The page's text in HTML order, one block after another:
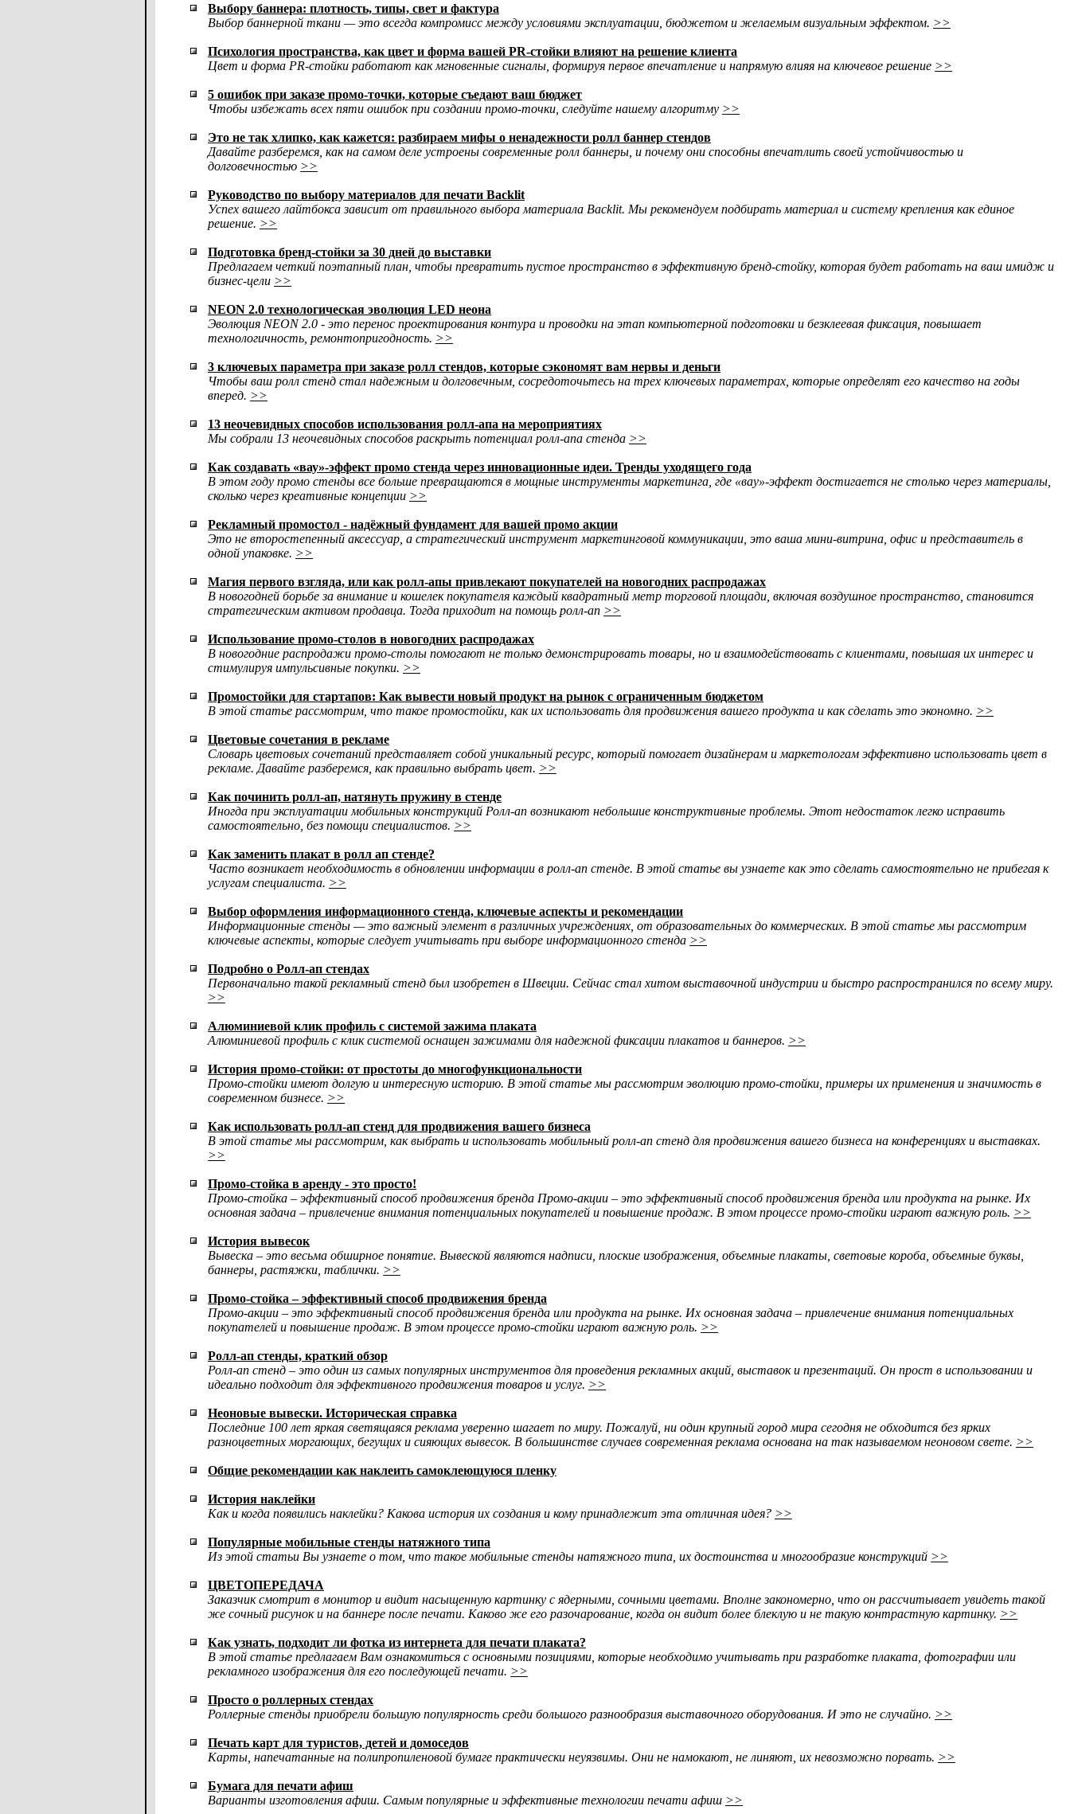
Выбору баннера: плотность, типы, свет и фактура
Выбор баннерной ткани — это всегда компромисс между условиями эксплуатации, бюджетом и желаемым визуальным эффектом. >>
Психология пространства, как цвет и форма вашей PR-стойки влияют на решение клиента
Цвет и форма PR-стойки работают как мгновенные сигналы, формируя первое впечатление и напрямую влияя на ключевое решение >>
5 ошибок при заказе промо-точки, которые съедают ваш бюджет
Чтобы избежать всех пяти ошибок при создании промо-точки, следуйте нашему алгоритму >>
Это не так хлипко, как кажется: разбираем мифы о ненадежности ролл баннер стендов
Давайте разберемся, как на самом деле устроены современные ролл баннеры, и почему они способны впечатлить своей устойчивостью и
долговечностью >>
Руководство по выбору материалов для печати Backlit
Успех вашего лайтбокса зависит от правильного выбора материала Backlit. Мы рекомендуем подбирать материал и систему крепления как единое
решение. >>
Подготовка бренд-стойки за 30 дней до выставки
Предлагаем четкий поэтапный план, чтобы превратить пустое пространство в эффективную бренд-стойку, которая будет работать на ваш имидж и
бизнес-цели >>
NEON 2.0 технологическая эволюция LED неона
Эволюция NEON 2.0 - это перенос проектирования контура и проводки на этап компьютерной подготовки и безклеевая фиксация, повышает
технологичность, ремонтопригодность. >>
3 ключевых параметра при заказе ролл стендов, которые сэкономят вам нервы и деньги
Чтобы ваш ролл стенд стал надежным и долговечным, сосредоточьтесь на трех ключевых параметрах, которые определят его качество на годы
вперед. >>
13 неочевидных способов использования ролл-апа на мероприятиях
Мы собрали 13 неочевидных способов раскрыть потенциал ролл-апа стенда >>
Как создавать «вау»-эффект промо стенда через инновационные идеи. Тренды уходящего года
В этом году промо стенды все больше превращаются в мощные инструменты маркетинга, где «вау»-эффект достигается не столько через материалы,
сколько через креативные концепции >>
Рекламный промостол - надёжный фундамент для вашей промо акции
Это не второстепенный аксессуар, а стратегический инструмент маркетинговой коммуникации, это ваша мини-витрина, офис и представитель в
одной упаковке. >>
Магия первого взгляда, или как ролл-апы привлекают покупателей на новогодних распродажах
В новогодней борьбе за внимание и кошелек покупателя каждый квадратный метр торговой площади, включая воздушное пространство, становится
стратегическим активом продавца. Тогда приходит на помощь ролл-ап >>
Использование промо-столов в новогодних распродажах
В новогодние распродажи промо-столы помогают не только демонстрировать товары, но и взаимодействовать с клиентами, повышая их интерес и
стимулируя импульсивные покупки. >>
Промостойки для стартапов: Как вывести новый продукт на рынок с ограниченным бюджетом
В этой статье рассмотрим, что такое промостойки, как их использовать для продвижения вашего продукта и как сделать это экономно. >>
Цветовые сочетания в рекламе
Словарь цветовых сочетаний представляет собой уникальный ресурс, который помогает дизайнерам и маркетологам эффективно использовать цвет в
рекламе. Давайте разберемся, как правильно выбрать цвет. >>
Как починить ролл-ап, натянуть пружину в стенде
Иногда при эксплуатации мобильных конструкций Ролл-ап возникают небольшие конструктивные проблемы. Этот недостаток легко исправить
самостоятельно, без помощи специалистов. >>
Как заменить плакат в ролл ап стенде?
Часто возникает необходимость в обновлении информации в ролл-ап стенде. В этой статье вы узнаете как это сделать самостоятельно не прибегая к
услугам специалиста. >>
Выбор оформления информационного стенда, ключевые аспекты и рекомендации
Информационные стенды — это важный элемент в различных учреждениях, от образовательных до коммерческих. В этой статье мы рассмотрим
ключевые аспекты, которые следует учитывать при выборе информационного стенда >>
Подробно о Ролл-ап стендах
Первоначально такой рекламный стенд был изобретен в Швеции. Сейчас стал хитом выставочной индустрии и быстро распространился по всему миру.
>>
Алюминиевой клик профиль с системой зажима плаката
Алюминиевой профиль с клик системой оснащен зажимами для надежной фиксации плакатов и баннеров. >>
История промо-стойки: от простоты до многофункциональности
Промо-стойки имеют долгую и интересную историю. В этой статье мы рассмотрим эволюцию промо-стойки, примеры их применения и значимость в
современном бизнесе. >>
Как использовать ролл-ап стенд для продвижения вашего бизнеса
В этой статье мы рассмотрим, как выбрать и использовать мобильный ролл-ап стенд для продвижения вашего бизнеса на конференциях и выставках.
>>
Промо-стойка в аренду - это просто!
Промо-стойка – эффективный способ продвижения бренда Промо-акции – это эффективный способ продвижения бренда или продукта на рынке. Их
основная задача – привлечение внимания потенциальных покупателей и повышение продаж. В этом процессе промо-стойки играют важную роль. >>
История вывесок
Вывеска – это весьма обширное понятие. Вывеской являются надписи, плоские изображения, объемные плакаты, световые короба, объемные буквы,
баннеры, растяжки, таблички. >>
Промо-стойка – эффективный способ продвижения бренда
Промо-акции – это эффективный способ продвижения бренда или продукта на рынке. Их основная задача – привлечение внимания потенциальных
покупателей и повышение продаж. В этом процессе промо-стойки играют важную роль. >>
Ролл-ап стенды, краткий обзор
Ролл-ап стенд – это один из самых популярных инструментов для проведения рекламных акций, выставок и презентаций. Он прост в использовании и
идеально подходит для эффективного продвижения товаров и услуг. >>
Неоновые вывески. Историческая справка
Последние 100 лет яркая светящаяся реклама уверенно шагает по миру. Пожалуй, ни один крупный город мира сегодня не обходится без ярких
разноцветных моргающих, бегущих и сияющих вывесок. В большинстве случаев современная реклама основана на так называемом неоновом свете. >>
Общие рекомендации как наклеить самоклеющуюся пленку
История наклейки
Как и когда появились наклейки? Какова история их создания и кому принадлежит эта отличная идея? >>
Популярные мобильные стенды натяжного типа
Из этой статьи Вы узнаете о том, что такое мобильные стенды натяжного типа, их достоинства и многообразие конструкций >>
ЦВЕТОПЕРЕДАЧА
Заказчик смотрит в монитор и видит насыщенную картинку с ядерными, сочными цветами. Вполне закономерно, что он рассчитывает увидеть такой
же сочный рисунок и на баннере после печати. Каково же его разочарование, когда он видит более блеклую и не такую контрастную картинку. >>
Как узнать, подходит ли фотка из интернета для печати плаката?
В этой статье предлагаем Вам ознакомиться с основными позициями, которые необходимо учитывать при разработке плаката, фотографии или
рекламного изображения для его последующей печати. >>
Просто о роллерных стендах
Роллерные стенды приобрели большую популярность среди большого разнообразия выставочного оборудования. И это не случайно. >>
Печать карт для туристов, детей и домоседов
Карты, напечатанные на полипропиленовой бумаге практически неуязвимы. Они не намокают, не линяют, их невозможно порвать. >>
Бумага для печати афиш
Варианты изготовления афиш. Самым популярные и эффективные технологии печати афиш >>